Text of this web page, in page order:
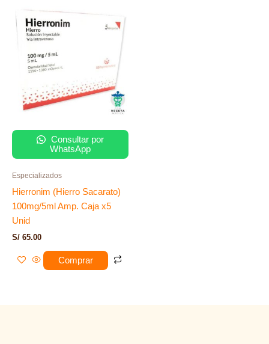
Consultar por
WhatsApp
Especializados
Hierronim (Hierro Sacarato)
100mg/5ml Amp. Caja x5
Unid
S/ 65.00
Comprar